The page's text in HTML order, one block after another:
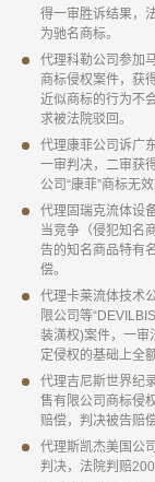
得一审胜诉结果，
为驰名商标。
代理科勒公司参加
商标侵权案件，获
近似商标的行为不
求被法院驳回。
代理康菲公司诉广
一审判决，二审获
公司“康菲”商标无
代理固瑞克流体设
当竞争（侵犯知名
告的知名商品特有
偿。
代理卡莱流体技术
限公司等
装潢权)案件，一审
定侵权的基础上全
代理吉尼斯世界纪
售有限公司商标侵
赔偿，判决被告赔
代理斯凯杰美国公
判决，法院判赔200